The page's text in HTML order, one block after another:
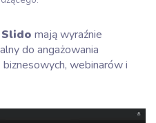
Slido mają wyraźnie
do angażowania
webinarów i